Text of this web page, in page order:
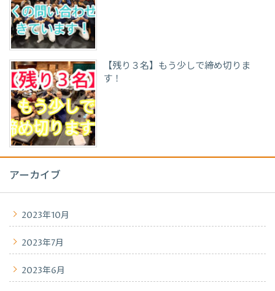
【残り３名】もう少しで締め切りま
す！
アーカイブ
2023年10月
2023年7月
2023年6月